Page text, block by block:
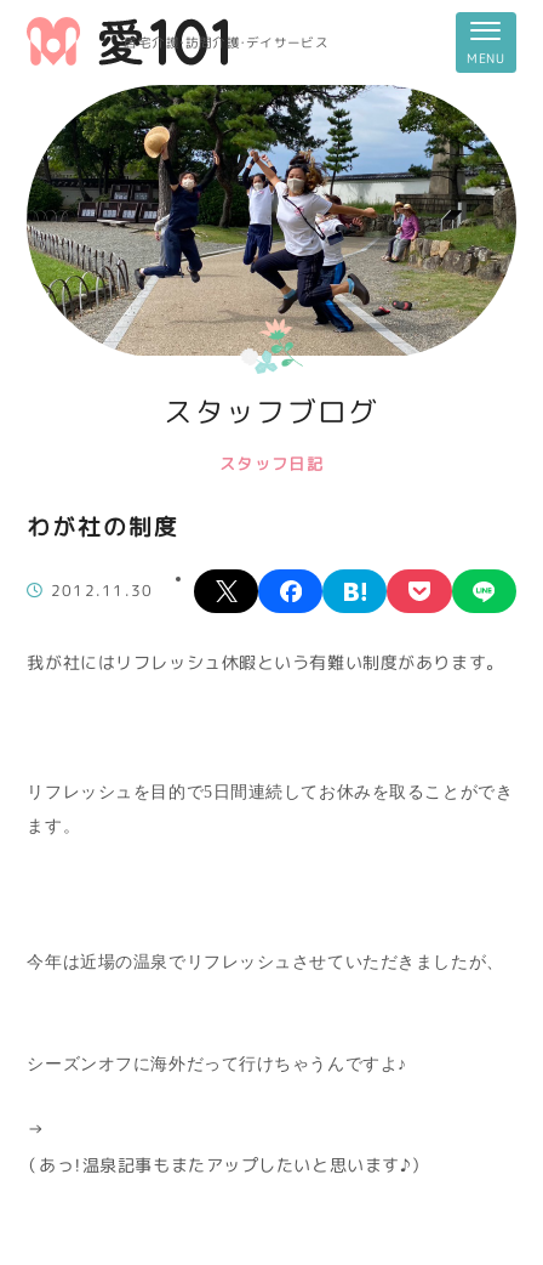
居宅介護・訪問介護・デイサービス
スタッフブログ
スタッフ日記
わが社の制度
2012.11.30
X facebookhatena pocket
我が社にはリフレッシュ休暇という有難い制度があります。
リフレッシュを目的で5日間連続してお休みを取ることができ
ます。
今年は近場の温泉でリフレッシュさせていただきましたが、
シーズンオフに海外だって行けちゃうんですよ♪
↑
（あっ！温泉記事もまたアップしたいと思います♪）